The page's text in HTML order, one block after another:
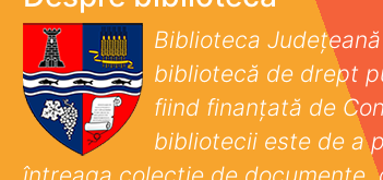
Biblioteca
bibliotecă de drept
fiind finanţată de
bibliotecii este de a